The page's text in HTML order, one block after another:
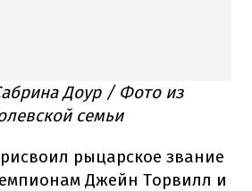
Доур / Фото из
семьи
рыцарское звание
Джейн Торвилл и